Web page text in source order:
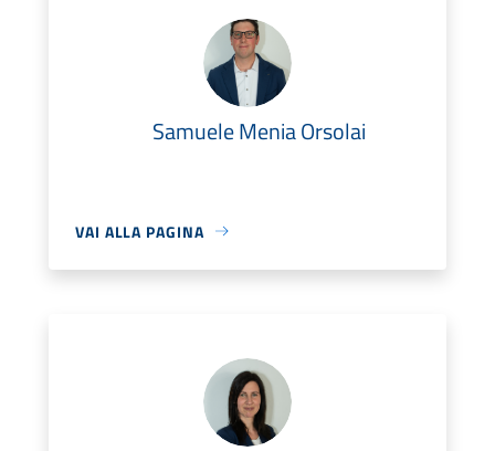
Samuele Menia Orsolai
VAI ALLA PAGINA